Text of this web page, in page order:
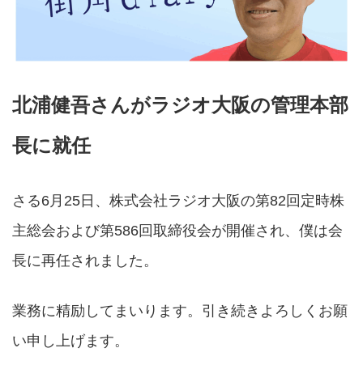
北浦健吾さんがラジオ大阪の管理本部
長に就任
さる6月25日、株式会社ラジオ大阪の第82回定時株
主総会および第586回取締役会が開催され、僕は会
長に再任されました。
業務に精励してまいります。引き続きよろしくお願
い申し上げます。